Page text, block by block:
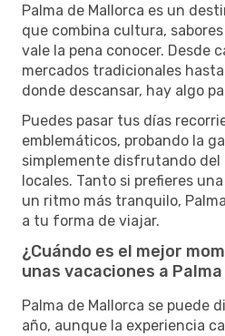
Palma de Mallorca es un
que combina cultura,
vale la pena conocer. Desde
mercados tradicionales
donde descansar, hay algo
Puedes pasar tus días
emblemáticos, probando la
simplemente disfrutando del
locales. Tanto si prefieres
un ritmo más tranquilo,
a tu forma de viajar.
¿Cuándo es el mejor
unas vacaciones a
Palma de Mallorca se puede
año, aunque la experiencia